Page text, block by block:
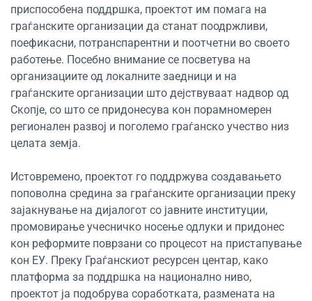
приспособена поддршка, проектот им помага на
граѓанските организации да станат поодржливи,
поефикасни, потранспарентни и поотчетни во своето
работење. Посебно внимание се посветува на
организациите од локалните заедници и на
граѓанските организации што дејствуваат надвор од
Скопје, со што се придонесува кон порамномерен
регионален развој и поголемо граѓанско учество низ
целата земја.
Истовремено, проектот го поддржува создавањето
поповолна средина за граѓанските организации преку
зајакнување на дијалогот со јавните институции,
промовирање учесничко носење одлуки и придонес
кон реформите поврзани со процесот на пристапување
кон ЕУ. Преку Граѓанскиот ресурсен центар, како
платформа за поддршка на национално ниво,
проектот ја подобрува соработката, размената на